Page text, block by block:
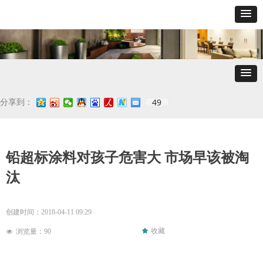
끄 收藏
넶 浏览量： 90
创建时间： 2018-04-11 09:29
铅超标涂料对孩子危害大 市场早该被淘
汰
分享到： 49